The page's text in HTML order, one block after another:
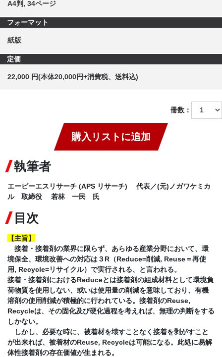
A4判, 34ページ
フォーマット
紙版
定価
22,000 円(本体20,000円+消費税、送料込)
冊数：
購入リストに追加
執筆者
エーピーエスリサーチ (APS リサーチ) 代表／(元)ノガワケミカ
ル 取締役 若林 一民 氏
目次
【主旨】
接着・接着剤の業界に限らず、あらゆる産業分野において、環
境保全、環境改善への対応は３R（Reduce=削減, Reuse＝再使
用, Recycle=リサイクル）で実行される、と言われる。
接着・接着剤におけるReduceとは接着剤の組成材料として環境負
荷物質を使用しない、或いは使用量の削減を意味しており、有機
溶剤の使用削減が積極的に行われている。接着剤のReuse,
Recycleは、その固化及び硬化過程を考えれば、無理の判断をする
しかない。
しかし、必要な時に、被着材を壊すことなく接着を剥がすこと
が出来れば、被着材のReuse, Recycleは可能になる。此処に易解
体性接着剤の存在価値が生まれる。